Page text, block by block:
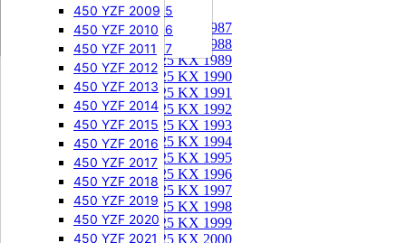
525 EXC-F 2005
525 EXC-F 2006
525 EXC-F 2007
450 YZF 2009
450 YZF 2010
450 YZF 2011
450 YZF 2012
450 YZF 2013
450 YZF 2014
450 YZF 2015
450 YZF 2016
450 YZF 2017
450 YZF 2018
450 YZF 2019
450 YZF 2020
450 YZF 2021
125 KX 
125 KX 1987
125 KX 1988
125 KX 1989
125 KX 1990
125 KX 1991
125 KX 1992
125 KX 1993
125 KX 1994
125 KX 1995
125 KX 1996
125 KX 1997
125 KX 1998
125 KX 1999
125 KX 2000